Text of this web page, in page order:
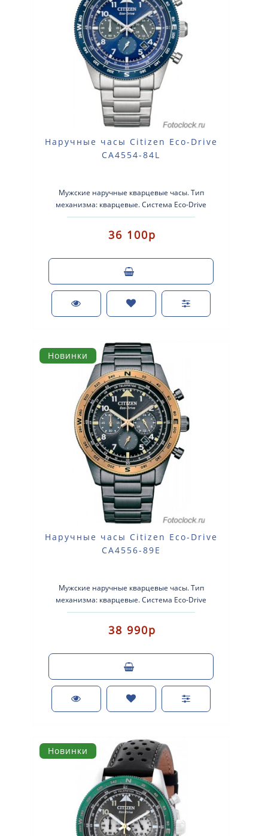
Наручные часы Citizen Eco-Drive
CA4554-84L
Мужские наручные кварцевые часы. Тип
механизма: кварцевые. Система Eco-Drive
(аккумулятор с питанием от световой эне..
36 100р
Новинки
Наручные часы Citizen Eco-Drive
CA4556-89E
Мужские наручные кварцевые часы. Тип
механизма: кварцевые. Система Eco-Drive
(аккумулятор с питанием от световой э..
38 990р
Новинки